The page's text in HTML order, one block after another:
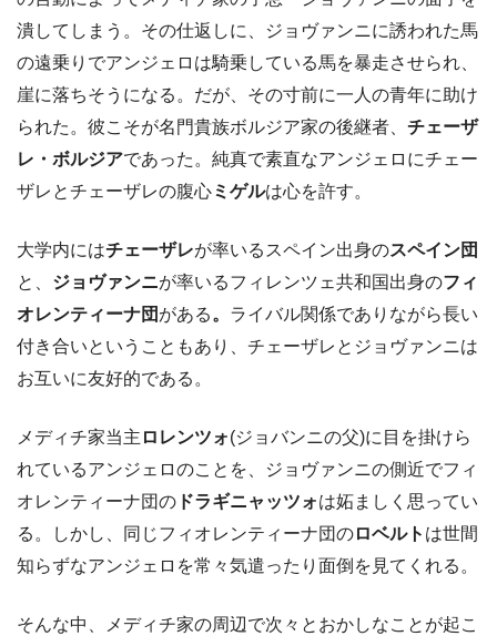
潰してしまう。その仕返しに、ジョヴァンニに誘われた馬
の遠乗りでアンジェロは騎乗している馬を暴走させられ、
崖に落ちそうになる。だが、その寸前に一人の青年に助け
られた。彼こそが名門貴族ボルジア家の後継者、 チェーザ
レ・ボルジアであった。純真で素直なアンジェロにチェー
ザレとチェーザレの腹心ミゲルは心を許す。
大学内にはチェーザレが率いるスペイン出身のスペイン団
と、 ジョヴァンニが率いるフィレンツェ共和国出身のフィ
オレンティーナ団 がある。 ライバル関係でありながら長い
付き合いということもあり、チェーザレとジョヴァンニは
お互いに友好的である。
メディチ家当主 ロレンツォ(ジョバンニの父)に目を掛けら
れているアンジェロのことを、ジョヴァンニの側近でフィ
オレンティーナ団の ドラギニャッツォは妬ましく思ってい
る。しかし、同じフィオレンティーナ団のロベルト は世間
知らずなアンジェロを常々気遣ったり面倒を見てくれる。
そんな中、メディチ家の周辺で次々とおかしなことが起こ